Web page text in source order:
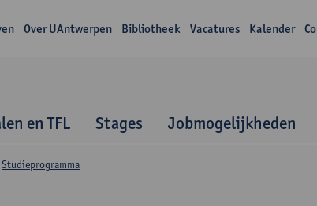
Over UAntwerpen Bibliotheek Vacatures Kalender
en TFL Stages Jobmogelijkheden
Studieprogramma